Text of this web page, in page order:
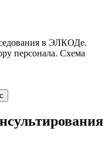
в ЭЛКОДе.
персонала. Схема